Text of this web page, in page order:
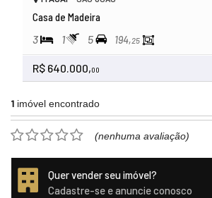
Casa de Madeira
3 1 5 194,25
R$ 640.000,00
1 imóvel encontrado
(nenhuma avaliação)
Quer vender seu imóvel?
Cadastre-se e anuncie conosco